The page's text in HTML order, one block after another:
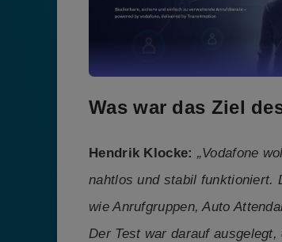
Was war das Ziel
Hendrik Klocke: „Vodafone
nahtlos und stabil funktioniert.
wie Anrufgruppen, Auto
Der Test war darauf